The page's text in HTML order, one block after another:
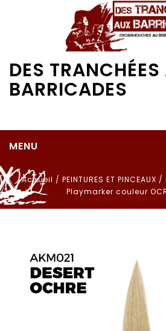
DES
BARRICADES
MENU
Accueil / PEINTURES ET PINCEAUX /
Playmarker couleur